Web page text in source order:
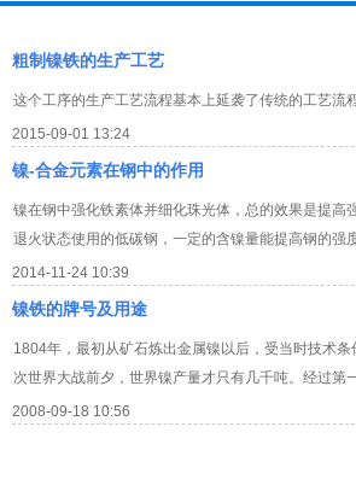
粗制镍铁的生产工艺
这个工序的生产工艺流程基本上延袭了传统的工艺流程
2015-09-01 13:24
镍-合金元素在钢中的作用
镍在钢中强化铁素体并细化珠光体，总的效果是提
退火状态使用的低碳钢，一定的含镍量能提高钢的强
2014-11-24 10:39
镍铁的牌号及用途
1804年，最初从矿石炼出金属镍以后，受当时技术
次世界大战前夕，世界镍产量才只有几千吨。经过
2008-09-18 10:56